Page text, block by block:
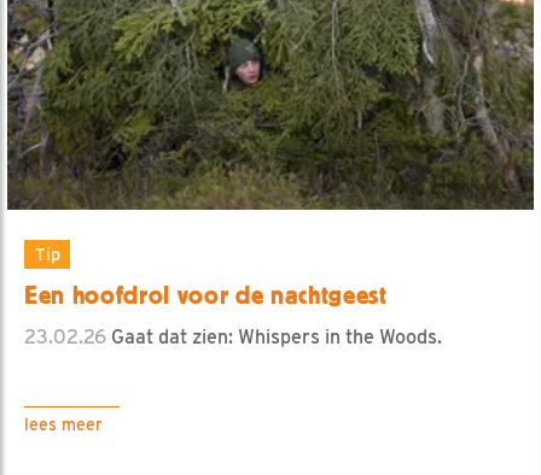
Tip
Een hoofdrol voor de nachtgeest
23.02.26 Gaat dat zien: Whispers in the Woods.
lees meer